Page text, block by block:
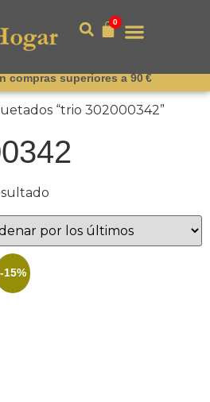
0
compras superiores a 90 €
“trio 302000342”
-15%